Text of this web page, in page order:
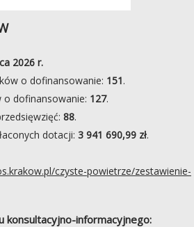
2026 r.
o dofinansowanie: 151.
o dofinansowanie: 127.
88.
dotacji: 3 941 690,99 zł.
czyste-powietrze/zestawienie-
konsultacyjno-informacyjnego: